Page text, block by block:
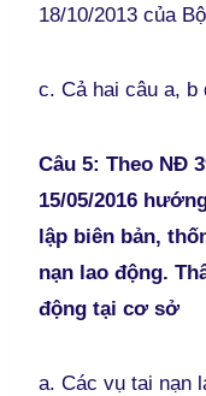
18/10/2013 của
c. Cả hai câu a, b
Câu 5: Theo NĐ
15/05/2016
lập biên bản,
nạn lao động.
động tại cơ sở
a. Các vụ tai nạn